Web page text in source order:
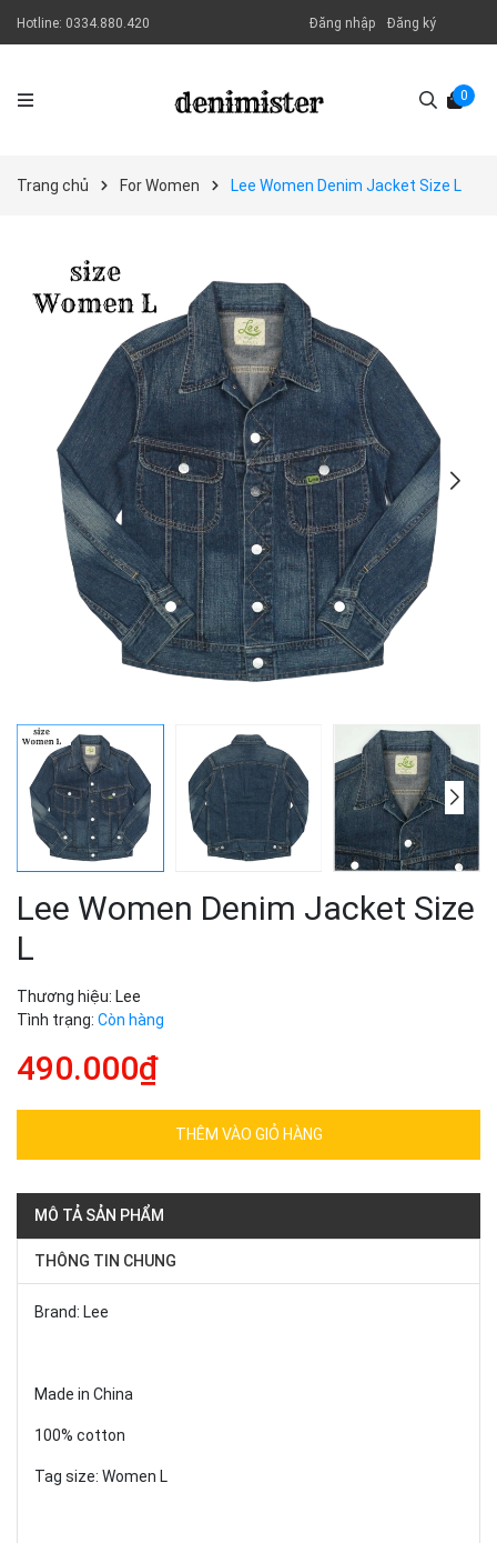
Hotline: 0334.880.420 Đăng nhập Đăng ký
0
Trang chủ For Women Lee Women Denim Jacket Size L
Lee Women Denim Jacket Size
L
Thương hiệu: Lee
Tình trạng: Còn hàng
490.000₫
THÊM VÀO GIỎ HÀNG
MÔ TẢ SẢN PHẨM
THÔNG TIN CHUNG
Brand: Lee
Made in China
100% cotton
Tag size: Women L